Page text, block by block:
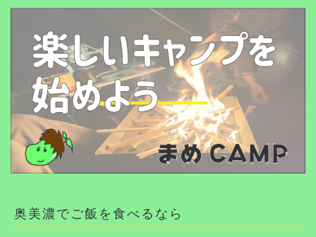
奥美濃でご飯を食べるなら